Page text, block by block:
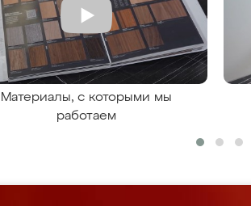
Материалы, с которыми мы
работаем